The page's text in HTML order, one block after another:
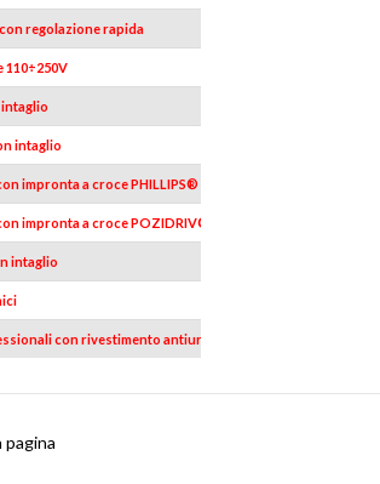
regolazione rapida
110÷250V
intaglio
impronta a croce PHILLIPS®
impronta a croce POZIDRIV®-SUPADRIV®
intaglio
con rivestimento antiurto
pagina